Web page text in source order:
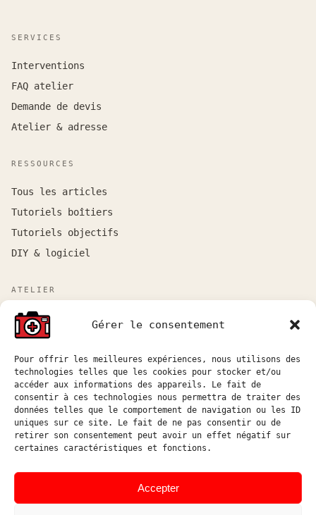
Gérer le consentement
Pour offrir les meilleures expériences, nous utilisons des
technologies telles que les cookies pour stocker et/ou
accéder aux informations des appareils. Le fait de
consentir à ces technologies nous permettra de traiter des
données telles que le comportement de navigation ou les ID
uniques sur ce site. Le fait de ne pas consentir ou de
retirer son consentement peut avoir un effet négatif sur
certaines caractéristiques et fonctions.
Accepter
SERVICES
Interventions
FAQ atelier
Demande de devis
Atelier & adresse
RESSOURCES
Tous les articles
Tutoriels boîtiers
Tutoriels objectifs
DIY & logiciel
ATELIER
Atelier sur rendez-vous entre Marseille et Aix-en-
Provence.
atelier@hostophoto.fr
À propos de l’atelier
Déposer une demande de devis
Accéder au suivi atelier